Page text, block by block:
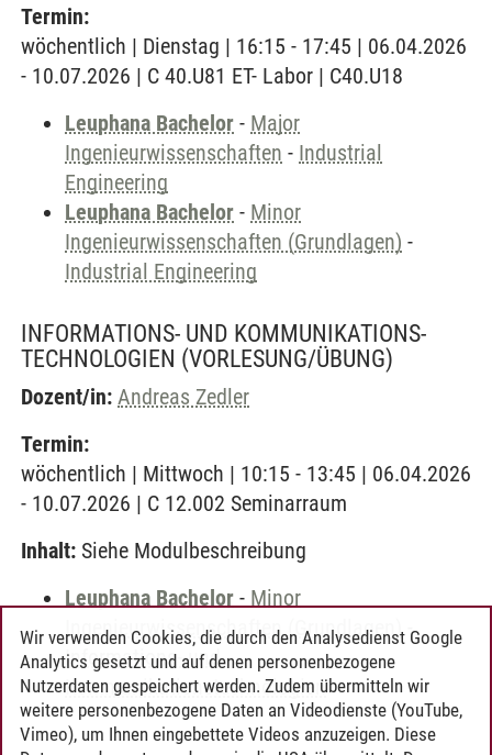
Termin:
wöchentlich | Dienstag | 16:15 - 17:45 | 06.04.2026
- 10.07.2026 | C 40.U81 ET- Labor | C40.U18
Leuphana Bachelor - Major
Ingenieurwissenschaften - Industrial
Engineering
Leuphana Bachelor - Minor
Ingenieurwissenschaften (Grundlagen) -
Industrial Engineering
INFORMATIONS- UND KOMMUNIKATIONS-
TECHNOLOGIEN (VORLESUNG/ÜBUNG)
Dozent/in: Andreas Zedler
Termin:
wöchentlich | Mittwoch | 10:15 - 13:45 | 06.04.2026
- 10.07.2026 | C 12.002 Seminarraum
Inhalt: Siehe Modulbeschreibung
Leuphana Bachelor - Minor
Ingenieurwissenschaften (Grundlagen)-
Informations- und
Kommunikationstechnologien
Wir verwenden Cookies, die durch den Analysedienst Google
Analytics gesetzt und auf denen personenbezogene
Nutzerdaten gespeichert werden. Zudem übermitteln wir
weitere personenbezogene Daten an Videodienste (YouTube,
Vimeo), um Ihnen eingebettete Videos anzuzeigen. Diese